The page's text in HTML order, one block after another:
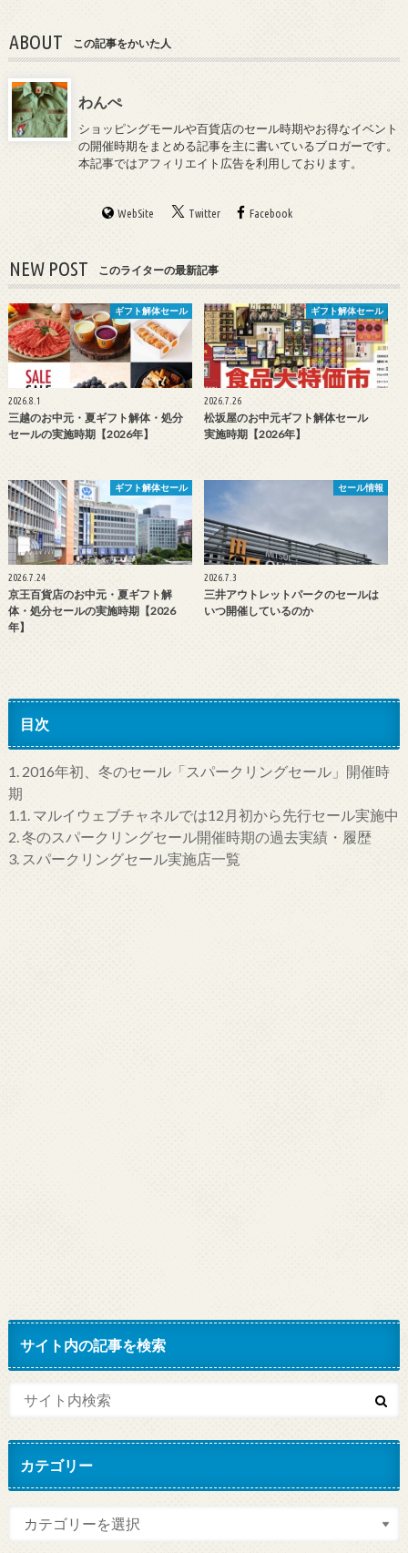
ABOUT この記事をかいた人
わんぺ
ショッピングモールや百貨店のセール時期やお得なイベント
の開催時期をまとめる記事を主に書いているブロガーです。
本記事ではアフィリエイト広告を利用しております。
WebSite Twitter Facebook
NEW POST このライターの最新記事
ギフト解体セール
2026.8.1
三越のお中元・夏ギフト解体・処分
セールの実施時期【2026年】
ギフト解体セール
2026.7.26
松坂屋のお中元ギフト解体セール
実施時期【2026年】
ギフト解体セール
2026.7.24
京王百貨店のお中元・夏ギフト解
体・処分セールの実施時期【2026
年】
セール情報
2026.7.3
三井アウトレットパークのセールは
いつ開催しているのか
目次
1. 2016年初、冬のセール「スパークリングセール」開催時
期
1.1. マルイウェブチャネルでは12月初から先行セール実施中
2. 冬のスパークリングセール開催時期の過去実績・履歴
3. スパークリングセール実施店一覧
サイト内の記事を検索
カテゴリー